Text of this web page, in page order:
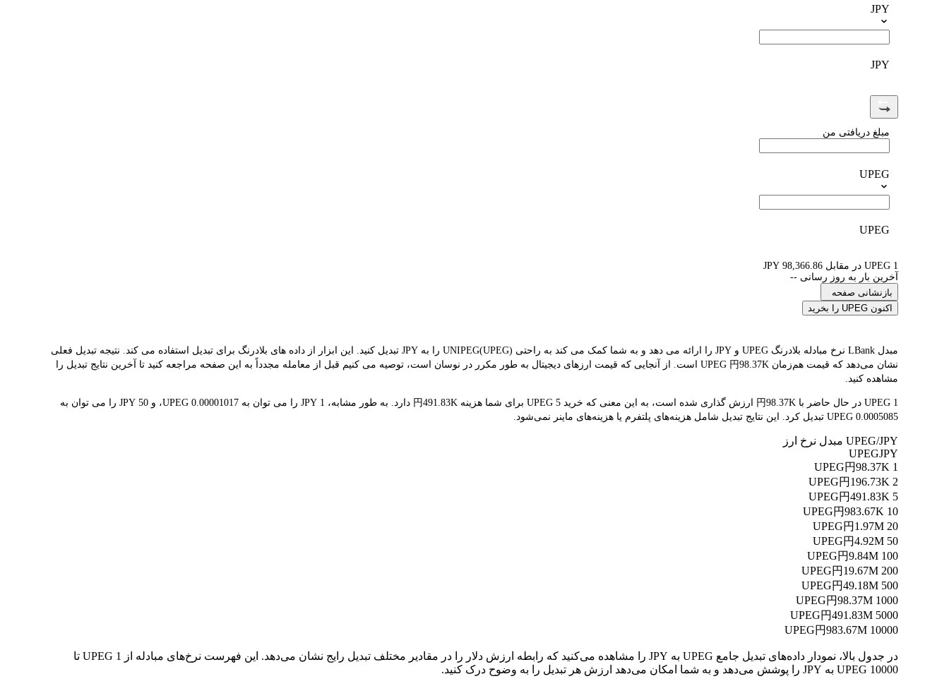
JPY
JPY
مبلغ دریافتی من
UPEG
UPEG
1 UPEG در مقابل 98,366.86 JPY
آخرین بار به روز رسانی --
بازنشانی صفحه
اکنون UPEG را بخرید
مبدل LBank نرخ مبادله بلادرنگ UPEG و JPY را ارائه می دهد و به شما کمک می کند به راحتی UNIPEG(UPEG) را به JPY تبدیل کنید. این ابزار از داده های بلادرنگ برای تبدیل استفاده می کند. نتیجه تبدیل فعلی
نشان می‌دهد که قیمت هم‌زمان UPEG 円98.37K است. از آنجایی که قیمت ارزهای دیجیتال به طور مکرر در نوسان است، توصیه می کنیم قبل از معامله مجدداً به این صفحه مراجعه کنید تا آخرین نتایج تبدیل را
مشاهده کنید.
1 UPEG در حال حاضر با 円98.37K ارزش گذاری شده است، به این معنی که خرید 5 UPEG برای شما هزینه 円491.83K دارد. به طور مشابه، 1 JPY را می توان به 0.00001017 UPEG، و 50 JPY را می توان به
0.0005085 UPEG تبدیل کرد. این نتایج تبدیل شامل هزینه‌های پلتفرم یا هزینه‌های ماینر نمی‌شود.
UPEG/JPY مبدل نرخ ارز
UPEGJPY
1 UPEG
円98.37K
2 UPEG
円196.73K
5 UPEG
円491.83K
10 UPEG
円983.67K
20 UPEG
円1.97M
50 UPEG
円4.92M
100 UPEG
円9.84M
200 UPEG
円19.67M
500 UPEG
円49.18M
1000 UPEG
円98.37M
5000 UPEG
円491.83M
10000 UPEG
円983.67M
در جدول بالا، نمودار داده‌های تبدیل جامع UPEG به JPY را مشاهده می‌کنید که رابطه ارزش دلار را در مقادیر مختلف تبدیل رایج نشان می‌دهد. این فهرست نرخ‌های مبادله از 1 UPEG تا
10000 UPEG به JPY را پوشش می‌دهد و به شما امکان می‌دهد ارزش هر تبدیل را به وضوح درک کنید.